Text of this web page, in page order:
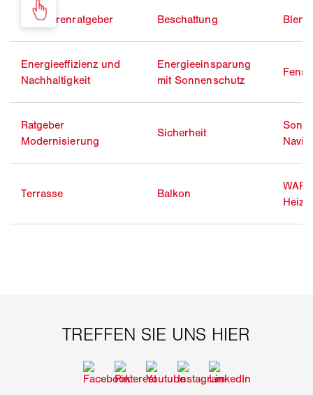
Bauherrenratgeber Beschattung
Energieeffizienz und
Nachhaltigkeit
Energieeinsparung
mit Sonnenschutz
Ratgeber
Modernisierung
Sicherheit
Terrasse Balkon